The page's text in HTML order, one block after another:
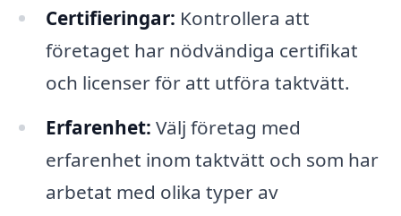
Certifieringar: Kontrollera att
företaget har nödvändiga certifikat
och licenser för att utföra taktvätt.
Erfarenhet: Välj företag med
erfarenhet inom taktvätt och som har
arbetat med olika typer av